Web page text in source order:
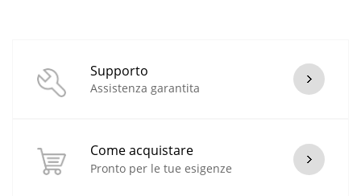
Supporto
Assistenza garantita
Come acquistare
Pronto per le tue esigenze